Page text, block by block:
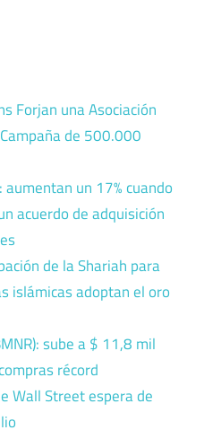
Forjan una Asociación
de 500.000
aumentan un 17% cuando
acuerdo de adquisición
de la Shariah para
islámicas adoptan el oro
sube a $ 11,8 mil
récord
Wall Street espera de